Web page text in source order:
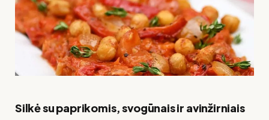
Silkė su paprikomis, svogūnais ir avinžirniais